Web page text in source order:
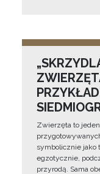
Zwierzęta to
symbolicznie jako
egzotycznie,
przyrodą. Sama